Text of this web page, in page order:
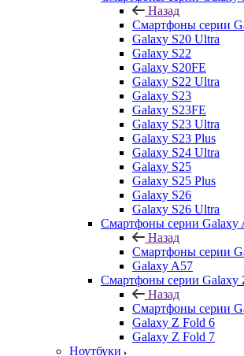
Назад
Смартфоны серии
Galaxy S20 Ultra
Galaxy S22
Galaxy S20FE
Galaxy S22 Ultra
Galaxy S23
Galaxy S23FE
Galaxy S23 Ultra
Galaxy S23 Plus
Galaxy S24 Ultra
Galaxy S25
Galaxy S25 Plus
Galaxy S26
Galaxy S26 Ultra
Смартфоны серии Galaxy
Назад
Смартфоны серии
Galaxy A57
Смартфоны серии Galaxy
Назад
Смартфоны серии
Galaxy Z Fold 6
Galaxy Z Fold 7
Ноутбуки